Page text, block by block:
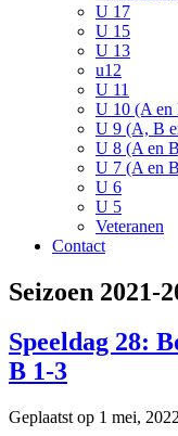
U 17
U 15
U 13
u12
U 11
U 10 (A en
U 9 (A, B
U 8 (A en
U 7 (A en
U 6
U 5
Veteranen
Contact
Seizoen 2021-
Speeldag 28:
B 1-3
Geplaatst op 1 mei,